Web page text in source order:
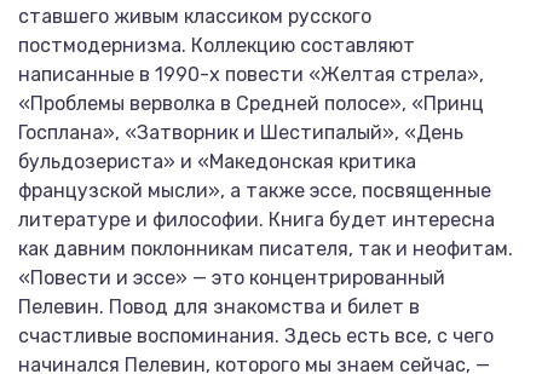
ставшего живым классиком русского
постмодернизма. Коллекцию составляют
написанные в 1990-х повести «Желтая стрела»,
«Проблемы верволка в Средней полосе», «Принц
Госплана», «Затворник и Шестипалый», «День
бульдозериста» и «Македонская критика
французской мысли», а также эссе, посвященные
литературе и философии. Книга будет интересна
как давним поклонникам писателя, так и неофитам.
«Повести и эссе» — это концентрированный
Пелевин. Повод для знакомства и билет в
счастливые воспоминания. Здесь есть все, с чего
начинался Пелевин, которого мы знаем сейчас, —